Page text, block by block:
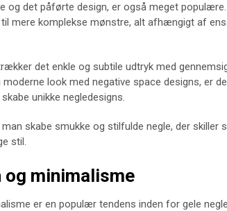
og det påførte design, er også meget
mere komplekse mønstre, alt afhængigt af
det enkle og subtile udtryk med
look med negative space designs, er
unikke negledesigns.
skabe smukke og stilfulde negle, der skiller
stil.
minimalisme
er en populær tendens inden for gele